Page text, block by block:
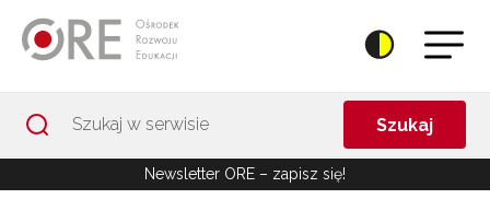
Szukaj
Newsletter ORE – zapisz się!